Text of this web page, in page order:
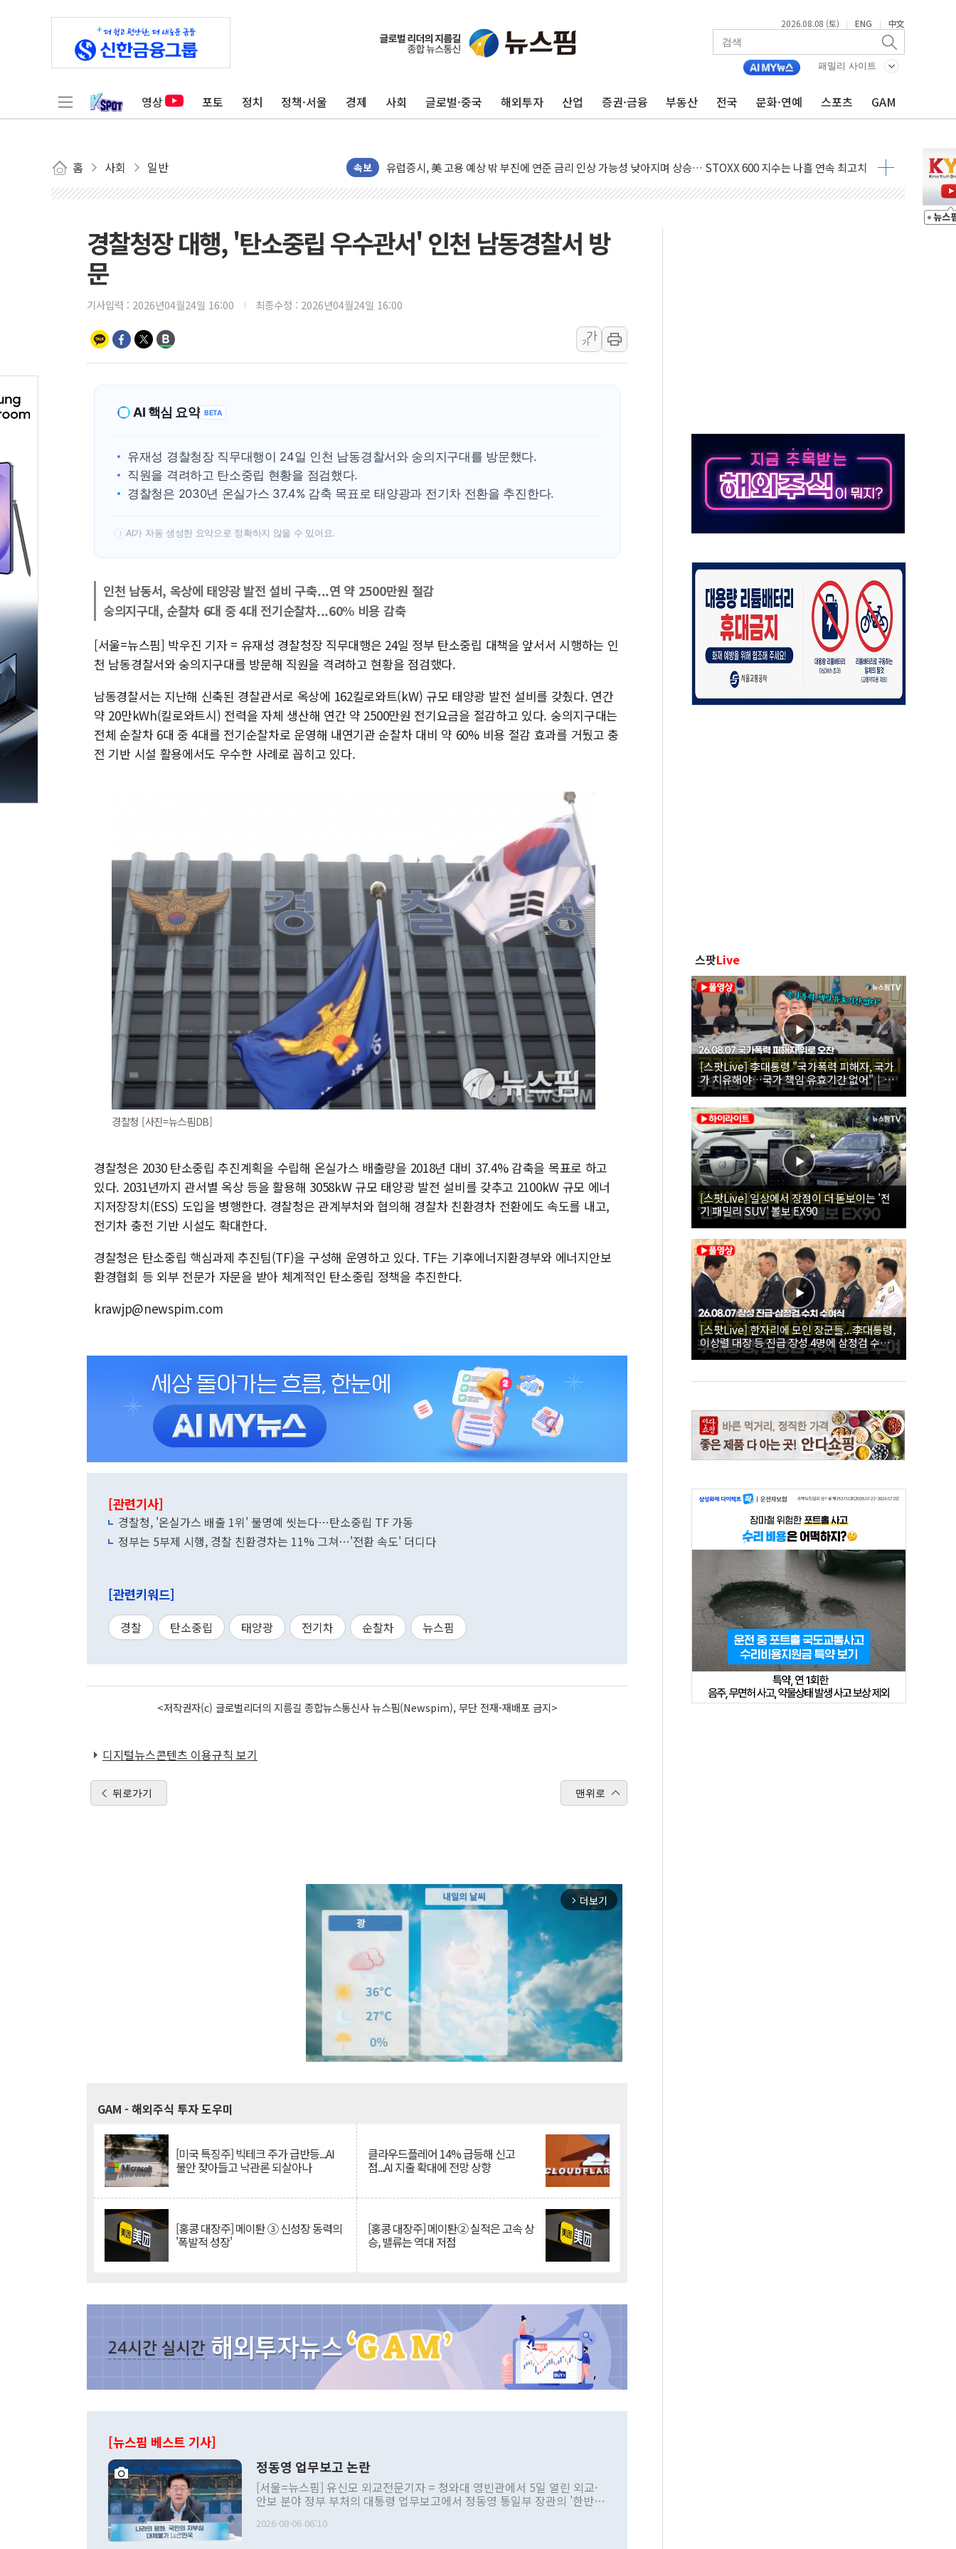
2026.08.08 (토) | ENG | 中文
패밀리 사이트
영상 포토 정치 정책·서울 경제 사회 글로벌·중국 해외투자 산업 증권·금융 부동산 전국 문화·연예 스포츠 GAM
홈 사회 일반 속보
뉴욕증시, 고용 쇼크에 금리 인상 우려 후퇴…S&P500 최고치
트럼프, 쿡 연준 이사 해임 재추진…"26일까지 의혹 소명" 요구
미 연준 매파 기세 꺾이나…고용 감소에 9월 동결 전망 우세
[종합] 이슬람 수니파 3국, '공동방위협정' 체결… 이스라엘·이란 위협에 맞설 자체 억지력 강화
美 항소법원, 백악관 무도회장 공사 중단 명령…트럼프 제동
이란 핵심 원유 수출항 '하르그섬', 최근 1주일 이상 '올스톱'… 美 해상봉쇄 영향
[종합] 美 7월 고용 2만3000명 감소 '쇼크'…9월 금리 인상 기대 후퇴
[사진] 이슬람 수니파 3개국, 공동방위협정 체결
李 "해남 태양광, 대한민국 다음 100년 밑거름…수도권 집중 완화 전환점"
李 대통령, '6시간 마라톤 부동산 2차 회의' 주재… "전폭적 공급 확대·속도전 총력"
경찰청장 대행, '탄소중립 우수관서' 인천 남동경찰서 방
문
기사입력 : 2026년04월24일 16:00 최종수정 : 2026년04월24일 16:00
가
가
AI 핵심 요약 BETA
유재성 경찰청장 직무대행이 24일 인천 남동경찰서와 숭의지구대를 방문했다.
직원을 격려하고 탄소중립 현황을 점검했다.
경찰청은 2030년 온실가스 37.4% 감축 목표로 태양광과 전기차 전환을 추진한다.
! AI가 자동 생성한 요약으로 정확하지 않을 수 있어요.
인천 남동서, 옥상에 태양광 발전 설비 구축...연 약 2500만원 절감
숭의지구대, 순찰차 6대 중 4대 전기순찰차...60% 비용 감축
[서울=뉴스핌] 박우진 기자 = 유재성 경찰청장 직무대행은 24일 정부 탄소중립 대책을 앞서서 시행하는 인
천 남동경찰서와 숭의지구대를 방문해 직원을 격려하고 현황을 점검했다.
남동경찰서는 지난해 신축된 경찰관서로 옥상에 162킬로와트(kW) 규모 태양광 발전 설비를 갖췄다. 연간
약 20만kWh(킬로와트시) 전력을 자체 생산해 연간 약 2500만원 전기요금을 절감하고 있다. 숭의지구대는
전체 순찰차 6대 중 4대를 전기순찰차로 운영해 내연기관 순찰차 대비 약 60% 비용 절감 효과를 거뒀고 충
전 기반 시설 활용에서도 우수한 사례로 꼽히고 있다.
경찰청 [사진=뉴스핌DB]
경찰청은 2030 탄소중립 추진계획을 수립해 온실가스 배출량을 2018년 대비 37.4% 감축을 목표로 하고
있다. 2031년까지 관서별 옥상 등을 활용해 3058kW 규모 태양광 발전 설비를 갖추고 2100kW 규모 에너
지저장장치(ESS) 도입을 병행한다. 경찰청은 관계부처와 협의해 경찰차 친환경차 전환에도 속도를 내고,
전기차 충전 기반 시설도 확대한다.
경찰청은 탄소중립 핵심과제 추진팀(TF)을 구성해 운영하고 있다. TF는 기후에너지환경부와 에너지안보
환경협회 등 외부 전문가 자문을 받아 체계적인 탄소중립 정책을 추진한다.
krawjp@newspim.com
[관련기사]
경찰청, '온실가스 배출 1위' 불명예 씻는다…탄소중립 TF 가동
정부는 5부제 시행, 경찰 친환경차는 11% 그쳐…'전환 속도' 더디다
[관련키워드]
경찰 탄소중립 태양광 전기차 순찰차 뉴스핌
<저작권자(c) 글로벌리더의 지름길 종합뉴스통신사 뉴스핌(Newspim), 무단 전재-재배포 금지>
디지털뉴스콘텐츠 이용규칙 보기
뒤로가기 맨위로
arrow_forward_ios 더보기
GAM - 해외주식 투자 도우미
[미국 특징주] 빅테크 주가 급반등...AI
불안 잦아들고 낙관론 되살아나
클라우드플레어 14% 급등해 신고
점...AI 지출 확대에 전망 상향
[홍콩 대장주] 메이퇀 ③ 신성장 동력의
'폭발적 성장'
[홍콩 대장주] 메이퇀② 실적은 고속 상
승, 밸류는 역대 저점
[뉴스핌 베스트 기사]
정동영 업무보고 논란
[서울=뉴스핌] 유신모 외교전문기자 = 청와대 영빈관에서 5일 열린 외교·
안보 분야 정부 부처의 대통령 업무보고에서 정동영 통일부 장관의 '한반도
발언 중에는 정부 내 조율을 거치지 않은 사안을 정책으로 추진하겠다고 공
2026-08-06 06:10
스팟Live
[스팟Live] 李대통령 "국가폭력 피해자, 국가
가 치유해야…국가 책임 유효기간 없어"｜
26.08.07 국가폭력 피해자 위로 오찬
[스팟Live] 일상에서 장점이 더 돋보이는 '전
기 패밀리 SUV' 볼보 EX90
[스팟Live] 한자리에 모인 장군들...李대통령,
이상렬 대장 등 진급 장성 4명에 삼정검 수치
직접 수여｜26.08.07 장성 진급·삼정검 수치